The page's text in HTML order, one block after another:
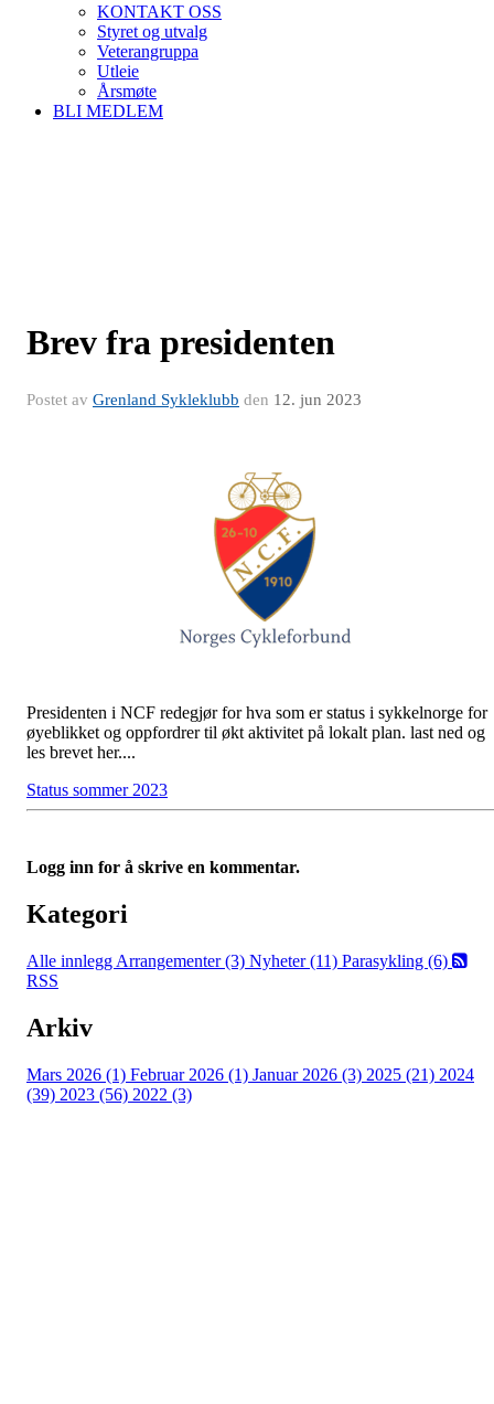
KONTAKT OSS
Styret og utvalg
Veterangruppa
Utleie
Årsmøte
BLI MEDLEM
Brev fra presidenten
Postet av Grenland Sykleklubb den 12. jun 2023
Presidenten i NCF redegjør for hva som er status i sykkelnorge for
øyeblikket og oppfordrer til økt aktivitet på lokalt plan. last ned og
les brevet her....
Status sommer 2023
Logg inn for å skrive en kommentar.
Kategori
Alle innlegg Arrangementer (3) Nyheter (11) Parasykling (6)
RSS
Arkiv
Mars 2026 (1) Februar 2026 (1) Januar 2026 (3) 2025 (21) 2024
(39) 2023 (56) 2022 (3)